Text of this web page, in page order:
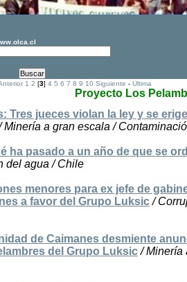
1 2 [3]4 5 6 7 8 9 10 Siguiente -Ultima
Proyecto Los
Tres jueces violan la ley y se
a gran escala /
ha pasado a un año de que se
del agua / Chile
menores para ex jefe de
a favor del Grupo Luksic/
de Caimanes desmiente
del Grupo Luksic/ Minería